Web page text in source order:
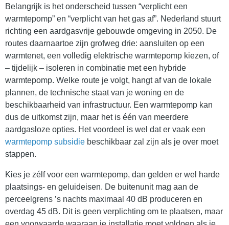
Belangrijk is het onderscheid tussen “verplicht een
warmtepomp” en “verplicht van het gas af”. Nederland stuurt
richting een aardgasvrije gebouwde omgeving in 2050. De
routes daarnaartoe zijn grofweg drie: aansluiten op een
warmtenet, een volledig elektrische warmtepomp kiezen, of
– tijdelijk – isoleren in combinatie met een hybride
warmtepomp. Welke route je volgt, hangt af van de lokale
plannen, de technische staat van je woning en de
beschikbaarheid van infrastructuur. Een warmtepomp kan
dus de uitkomst zijn, maar het is één van meerdere
aardgasloze opties. Het voordeel is wel dat er vaak een
warmtepomp subsidie beschikbaar zal zijn als je over moet
stappen.
Kies je zélf voor een warmtepomp, dan gelden er wel harde
plaatsings- en geluideisen. De buitenunit mag aan de
perceelgrens ’s nachts maximaal 40 dB produceren en
overdag 45 dB. Dit is geen verplichting om te plaatsen, maar